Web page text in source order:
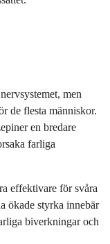
men
de flesta människor.
en bredare
farliga
effektivare för svåra
ökade styrka innebär
biverkningar och